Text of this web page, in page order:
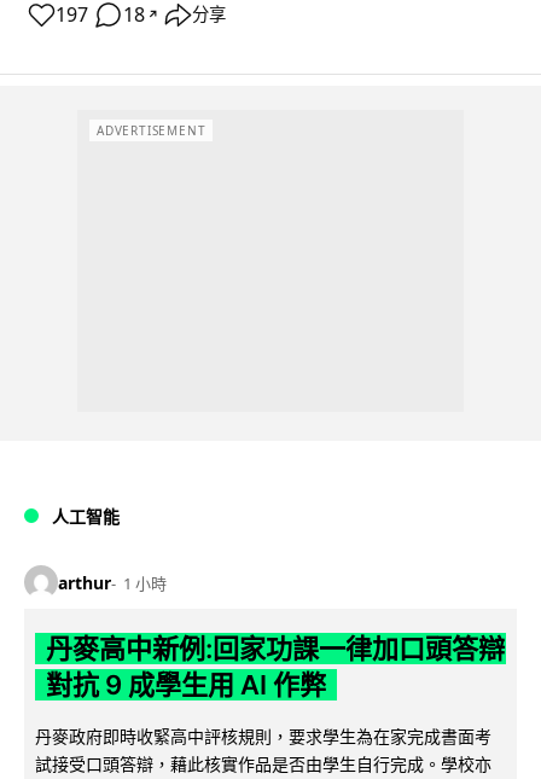
197 18 ↗ 分享
ADVERTISEMENT
人工智能
arthur 1 小時
丹麥高中新例:回家功課一律加口頭答辯
對抗 9 成學生用 AI 作弊
丹麥政府即時收緊高中評核規則，要求學生為在家完成書面考
試接受口頭答辯，藉此核實作品是否由學生自行完成。學校亦